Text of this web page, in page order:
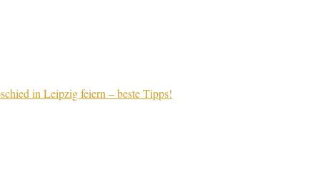
in Leipzig feiern – beste Tipps!